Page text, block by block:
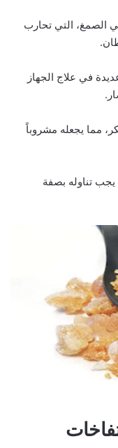
الصمغ، التي تحارب
في علاج الجهاز
مما يجعله مشروباً
تناوله بصفة